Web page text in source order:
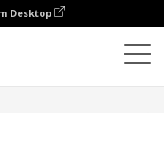
Desktop